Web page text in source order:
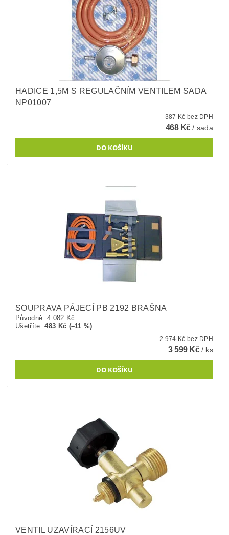
HADICE 1,5M S REGULAČNÍM VENTILEM SADA
NP01007
387 Kč bez DPH
468 Kč/ sada
SOUPRAVA PÁJECÍ PB 2192 BRAŠNA
Původně: 4 082 Kč
Ušetříte:483 Kč (–11 %)
2 974 Kč bez DPH
3 599 Kč/ ks
VENTIL UZAVÍRACÍ 2156UV